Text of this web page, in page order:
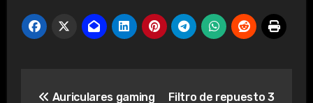
Auriculares gaming
Filtro de repuesto 3